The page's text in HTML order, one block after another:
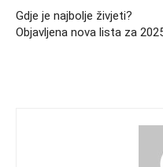
Gdje je najbolje živjeti?
Objavljena nova lista za